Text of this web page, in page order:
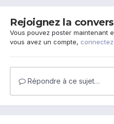
Rejoignez la
Vous pouvez poster maintenant
vous avez un compte,
Répondre à ce sujet…